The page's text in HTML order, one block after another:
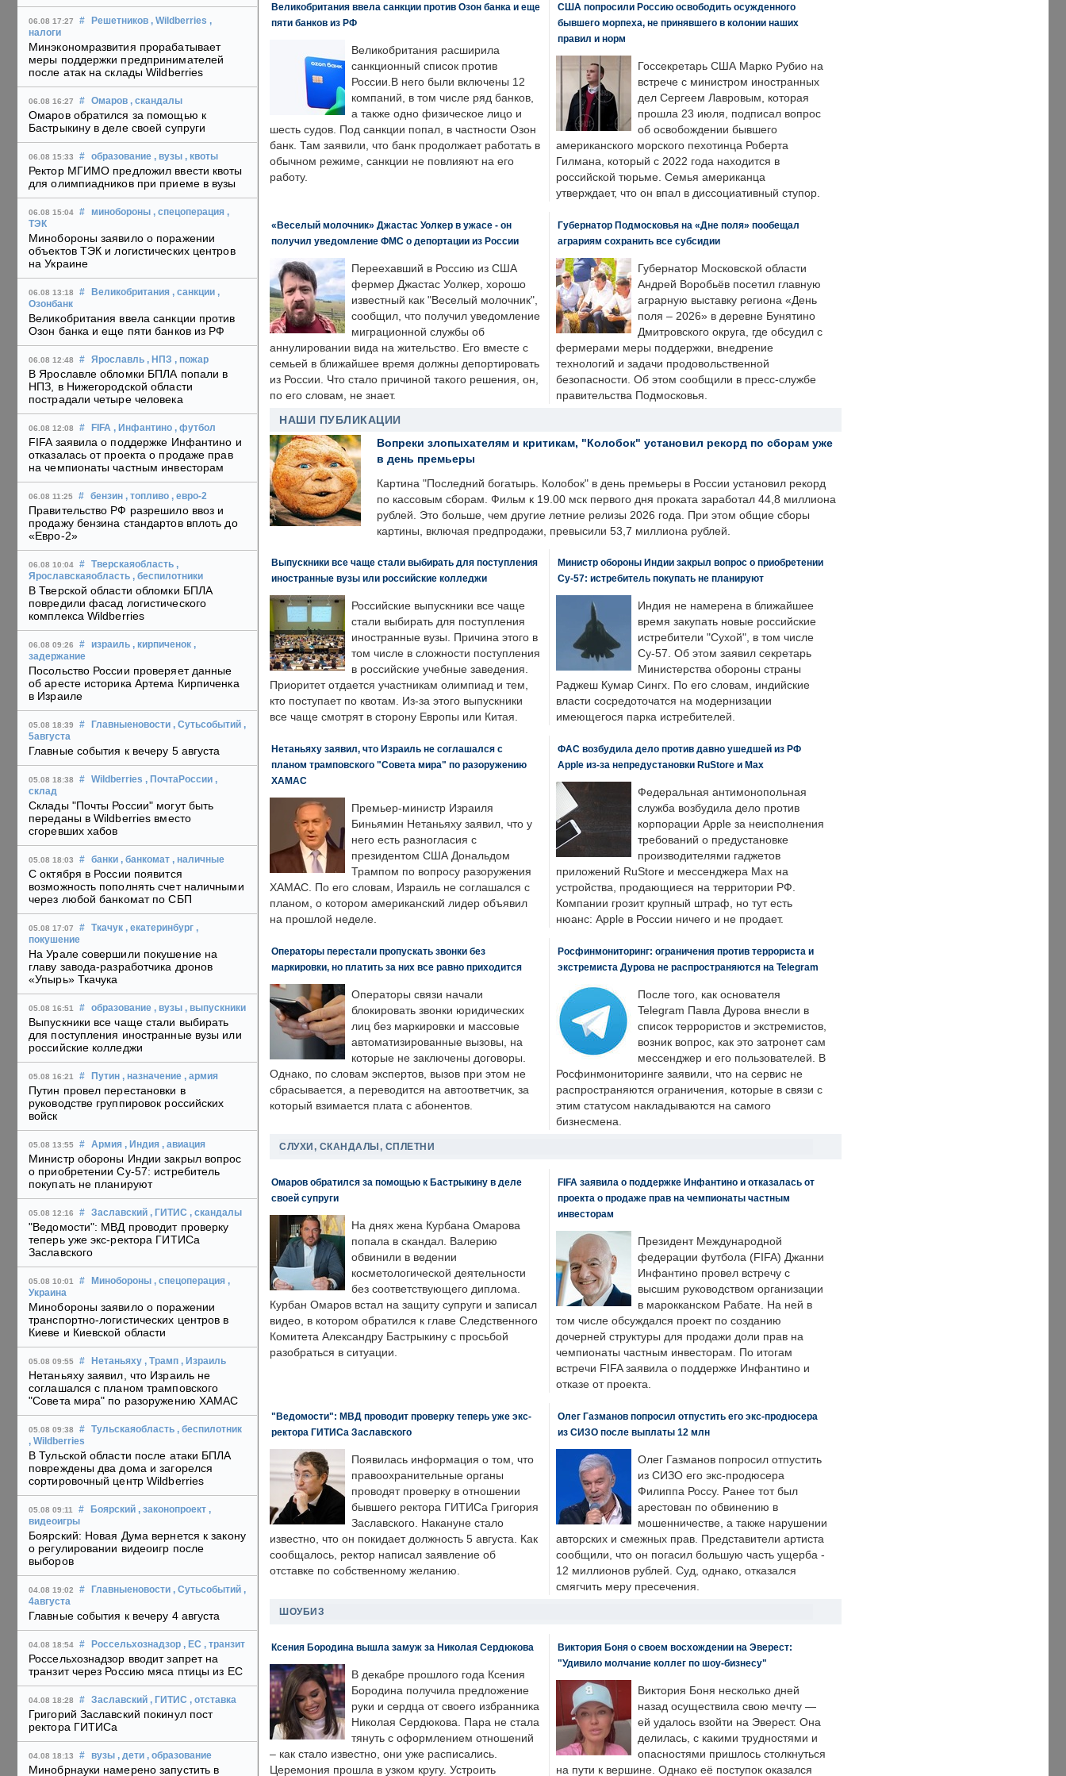
06.08 17:27 # Решетников , Wildberries ,
налоги
Минэкономразвития прорабатывает
меры поддержки предпринимателей
после атак на склады Wildberries
06.08 16:27 # Омаров , скандалы
Омаров обратился за помощью к
Бастрыкину в деле своей супруги
06.08 15:33 # образование , вузы , квоты
Ректор МГИМО предложил ввести квоты
для олимпиадников при приеме в вузы
06.08 15:04 # минобороны , спецоперация ,
ТЭК
Минобороны заявило о поражении
объектов ТЭК и логистических центров
на Украине
06.08 13:18 # Великобритания , санкции ,
Озонбанк
Великобритания ввела санкции против
Озон банка и еще пяти банков из РФ
06.08 12:48 # Ярославль , НПЗ , пожар
В Ярославле обломки БПЛА попали в
НПЗ, в Нижегородской области
пострадали четыре человека
06.08 12:08 # FIFA , Инфантино , футбол
FIFA заявила о поддержке Инфантино и
отказалась от проекта о продаже прав
на чемпионаты частным инвесторам
06.08 11:25 # бензин , топливо , евро-2
Правительство РФ разрешило ввоз и
продажу бензина стандартов вплоть до
«Евро-2»
06.08 10:04 # Тверскаяобласть ,
Ярославскаяобласть , беспилотники
В Тверской области обломки БПЛА
повредили фасад логистического
комплекса Wildberries
06.08 09:26 # израиль , кирпиченок ,
задержание
Посольство России проверяет данные
об аресте историка Артема Кирпиченка
в Израиле
05.08 18:39 # Главныеновости , Сутьсобытий ,
5августа
Главные события к вечеру 5 августа
05.08 18:38 # Wildberries , ПочтаРоссии ,
склад
Склады "Почты России" могут быть
переданы в Wildberries вместо
сгоревших хабов
05.08 18:03 # банки , банкомат , наличные
С октября в России появится
возможность пополнять счет наличными
через любой банкомат по СБП
05.08 17:07 # Ткачук , екатеринбург ,
покушение
На Урале совершили покушение на
главу завода-разработчика дронов
«Упырь» Ткачука
05.08 16:51 # образование , вузы , выпускники
Выпускники все чаще стали выбирать
для поступления иностранные вузы или
российские колледжи
05.08 16:21 # Путин , назначение , армия
Путин провел перестановки в
руководстве группировок российских
войск
05.08 13:55 # Армия , Индия , авиация
Министр обороны Индии закрыл вопрос
о приобретении Су-57: истребитель
покупать не планируют
05.08 12:16 # Заславский , ГИТИС , скандалы
"Ведомости": МВД проводит проверку
теперь уже экс-ректора ГИТИСа
Заславского
05.08 10:01 # Минобороны , спецоперация ,
Украина
Минобороны заявило о поражении
транспортно-логистических центров в
Киеве и Киевской области
05.08 09:55 # Нетаньяху , Трамп , Израиль
Нетаньяху заявил, что Израиль не
соглашался с планом трамповского
"Совета мира" по разоружению ХАМАС
05.08 09:38 # Тульскаяобласть , беспилотник
, Wildberries
В Тульской области после атаки БПЛА
повреждены два дома и загорелся
сортировочный центр Wildberries
05.08 09:11 # Боярский , законопроект ,
видеоигры
Боярский: Новая Дума вернется к закону
о регулировании видеоигр после
выборов
04.08 19:02 # Главныеновости , Сутьсобытий ,
4августа
Главные события к вечеру 4 августа
04.08 18:54 # Россельхознадзор , ЕС , транзит
Россельхознадзор вводит запрет на
транзит через Россию мяса птицы из ЕС
04.08 18:28 # Заславский , ГИТИС , отставка
Григорий Заславский покинул пост
ректора ГИТИСа
04.08 18:13 # вузы , дети , образование
Минобрнауки намерено запустить в
Великобритания ввела санкции против Озон банка и еще
пяти банков из РФ
Великобритания расширила
санкционный список против
России.В него были включены 12
компаний, в том числе ряд банков,
а также одно физическое лицо и
шесть судов. Под санкции попал, в частности Озон
банк. Там заявили, что банк продолжает работать в
обычном режиме, санкции не повлияют на его
работу.
США попросили Россию освободить осужденного
бывшего морпеха, не принявшего в колонии наших
правил и норм
Госсекретарь США Марко Рубио на
встрече с министром иностранных
дел Сергеем Лавровым, которая
прошла 23 июля, подписал вопрос
об освобождении бывшего
американского морского пехотинца Роберта
Гилмана, который с 2022 года находится в
российской тюрьме. Семья американца
утверждает, что он впал в диссоциативный ступор.
«Веселый молочник» Джастас Уолкер в ужасе - он
получил уведомление ФМС о депортации из России
Переехавший в Россию из США
фермер Джастас Уолкер, хорошо
известный как "Веселый молочник",
сообщил, что получил уведомление
миграционной службы об
аннулировании вида на жительство. Его вместе с
семьей в ближайшее время должны депортировать
из России. Что стало причиной такого решения, он,
по его словам, не знает.
Губернатор Подмосковья на «Дне поля» пообещал
аграриям сохранить все субсидии
Губернатор Московской области
Андрей Воробьёв посетил главную
аграрную выставку региона «День
поля – 2026» в деревне Бунятино
Дмитровского округа, где обсудил с
фермерами меры поддержки, внедрение
технологий и задачи продовольственной
безопасности. Об этом сообщили в пресс-службе
правительства Подмосковья.
НАШИ ПУБЛИКАЦИИ
Вопреки злопыхателям и критикам, "Колобок" установил рекорд по сборам уже
в день премьеры
Картина "Последний богатырь. Колобок" в день премьеры в России установил рекорд
по кассовым сборам. Фильм к 19.00 мск первого дня проката заработал 44,8 миллиона
рублей. Это больше, чем другие летние релизы 2026 года. При этом общие сборы
картины, включая предпродажи, превысили 53,7 миллиона рублей.
Выпускники все чаще стали выбирать для поступления
иностранные вузы или российские колледжи
Российские выпускники все чаще
стали выбирать для поступления
иностранные вузы. Причина этого в
том числе в сложности поступления
в российские учебные заведения.
Приоритет отдается участникам олимпиад и тем,
кто поступает по квотам. Из-за этого выпускники
все чаще смотрят в сторону Европы или Китая.
Министр обороны Индии закрыл вопрос о приобретении
Су-57: истребитель покупать не планируют
Индия не намерена в ближайшее
время закупать новые российские
истребители "Сухой", в том числе
Су-57. Об этом заявил секретарь
Министерства обороны страны
Раджеш Кумар Сингх. По его словам, индийские
власти сосредоточатся на модернизации
имеющегося парка истребителей.
Нетаньяху заявил, что Израиль не соглашался с
планом трамповского "Совета мира" по разоружению
ХАМАС
Премьер-министр Израиля
Биньямин Нетаньяху заявил, что у
него есть разногласия с
президентом США Дональдом
Трампом по вопросу разоружения
ХАМАС. По его словам, Израиль не соглашался с
планом, о котором американский лидер объявил
на прошлой неделе.
ФАС возбудила дело против давно ушедшей из РФ
Apple из-за непредустановки RuStore и Max
Федеральная антимонопольная
служба возбудила дело против
корпорации Apple за неисполнения
требований о предустановке
производителями гаджетов
приложений RuStore и мессенджера Max на
устройства, продающиеся на территории РФ.
Компании грозит крупный штраф, но тут есть
нюанс: Apple в России ничего и не продает.
Операторы перестали пропускать звонки без
маркировки, но платить за них все равно приходится
Операторы связи начали
блокировать звонки юридических
лиц без маркировки и массовые
автоматизированные вызовы, на
которые не заключены договоры.
Однако, по словам экспертов, вызов при этом не
сбрасывается, а переводится на автоответчик, за
который взимается плата с абонентов.
Росфинмониторинг: ограничения против террориста и
экстремиста Дурова не распространяются на Telegram
После того, как основателя
Telegram Павла Дурова внесли в
список террористов и экстремистов,
возник вопрос, как это затронет сам
мессенджер и его пользователей. В
Росфинмониторинге заявили, что на сервис не
распространяются ограничения, которые в связи с
этим статусом накладываются на самого
бизнесмена.
СЛУХИ, СКАНДАЛЫ, СПЛЕТНИ
Омаров обратился за помощью к Бастрыкину в деле
своей супруги
На днях жена Курбана Омарова
попала в скандал. Валерию
обвинили в ведении
косметологической деятельности
без соответствующего диплома.
Курбан Омаров встал на защиту супруги и записал
видео, в котором обратился к главе Следственного
Комитета Александру Бастрыкину с просьбой
разобраться в ситуации.
FIFA заявила о поддержке Инфантино и отказалась от
проекта о продаже прав на чемпионаты частным
инвесторам
Президент Международной
федерации футбола (FIFA) Джанни
Инфантино провел встречу с
высшим руководством организации
в марокканском Рабате. На ней в
том числе обсуждался проект по созданию
дочерней структуры для продажи доли прав на
чемпионаты частным инвесторам. По итогам
встречи FIFA заявила о поддержке Инфантино и
отказе от проекта.
"Ведомости": МВД проводит проверку теперь уже экс-
ректора ГИТИСа Заславского
Появилась информация о том, что
правоохранительные органы
проводят проверку в отношении
бывшего ректора ГИТИСа Григория
Заславского. Накануне стало
известно, что он покидает должность 5 августа. Как
сообщалось, ректор написал заявление об
отставке по собственному желанию.
Олег Газманов попросил отпустить его экс-продюсера
из СИЗО после выплаты 12 млн
Олег Газманов попросил отпустить
из СИЗО его экс-продюсера
Филиппа Россу. Ранее тот был
арестован по обвинению в
мошенничестве, а также нарушении
авторских и смежных прав. Представители артиста
сообщили, что он погасил большую часть ущерба -
12 миллионов рублей. Суд, однако, отказался
смягчить меру пресечения.
ШОУБИЗ
Ксения Бородина вышла замуж за Николая Сердюкова
В декабре прошлого года Ксения
Бородина получила предложение
руки и сердца от своего избранника
Николая Сердюкова. Пара не стала
тянуть с оформлением отношений
– как стало известно, они уже расписались.
Церемония прошла в узком кругу. Устроить
Виктория Боня о своем восхождении на Эверест:
"Удивило молчание коллег по шоу-бизнесу"
Виктория Боня несколько дней
назад осуществила свою мечту —
ей удалось взойти на Эверест. Она
делилась, с какими трудностями и
опасностями пришлось столкнуться
на пути к вершине. Однако её поступок оказался